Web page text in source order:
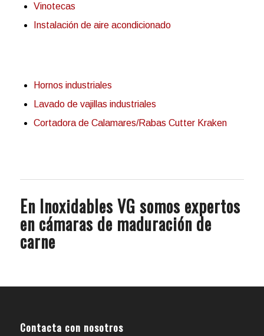
Vinotecas
Instalación de aire acondicionado
Hornos industriales
Lavado de vajillas industriales
Cortadora de Calamares/Rabas Cutter Kraken
En Inoxidables VG somos expertos
en cámaras de maduración de
carne
Contacta con nosotros